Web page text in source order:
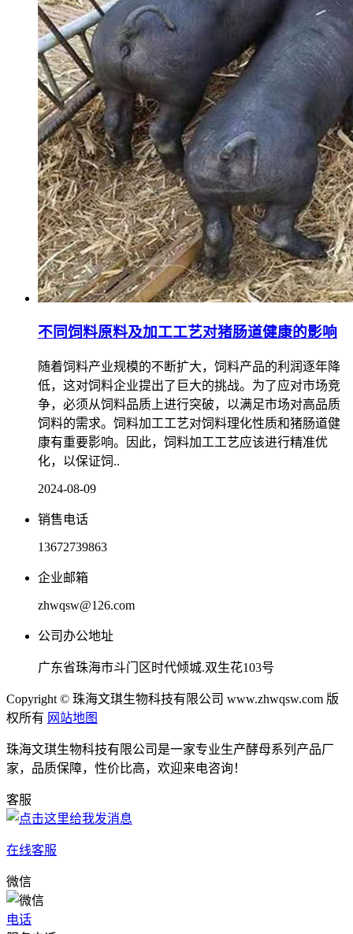
不同饲料原料及加工工艺对猪肠道健康的影响
随着饲料产业规模的不断扩大，饲料产品的利润逐年降
低，这对饲料企业提出了巨大的挑战。为了应对市场竞
争，必须从饲料品质上进行突破，以满足市场对高品质
饲料的需求。饲料加工工艺对饲料理化性质和猪肠道健
康有重要影响。因此，饲料加工工艺应该进行精准优
化，以保证饲..
2024-08-09
销售电话
13672739863
企业邮箱
zhwqsw@126.com
公司办公地址
广东省珠海市斗门区时代倾城.双生花103号
Copyright © 珠海文琪生物科技有限公司 www.zhwqsw.com 版
权所有 网站地图
珠海文琪生物科技有限公司是一家专业生产酵母系列产品厂
家，品质保障，性价比高，欢迎来电咨询！
客服
在线客服
微信
电话